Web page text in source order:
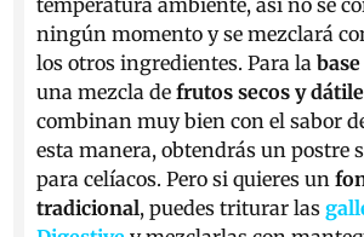
temperatura ambiente, así no se
ningún momento y se mezclará
los otros ingredientes. Para labase
una mezcla defrutos secos y
combinan muy bien con el sabor
esta manera, obtendrás un postre
para celíacos. Pero si quieres un
tradicional, puedes triturar las